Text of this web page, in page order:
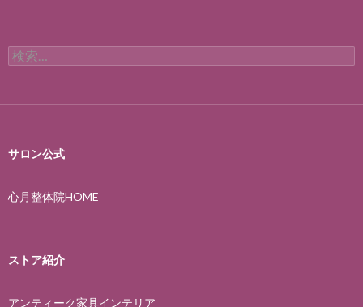
検
索:
サロン公式
心月整体院HOME
ストア紹介
アンティーク家具インテリア